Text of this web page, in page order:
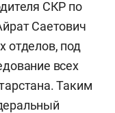
СКР по
Саетович
отделов, под
всех
Таким